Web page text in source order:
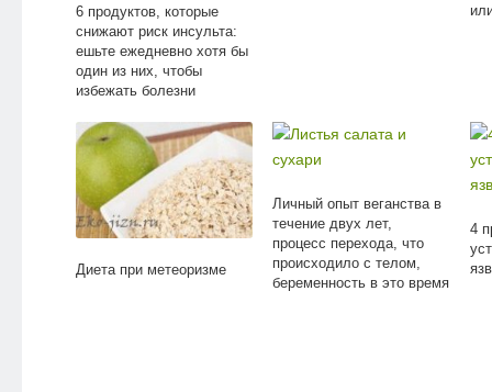
6 продуктов, которые
снижают риск инсульта:
ешьте ежедневно хотя бы
один из них, чтобы
избежать болезни
Диета при метеоризме
Личный опыт веганства в
течение двух лет,
процесс перехода, что
происходило с телом,
беременность в это время
4